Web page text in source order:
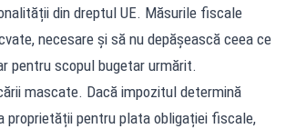
din dreptul UE. Măsurile fiscale
necesare și să nu depășească ceea ce
pentru scopul bugetar urmărit.
mascate. Dacă impozitul determină
proprietății pentru plata obligației fiscale,